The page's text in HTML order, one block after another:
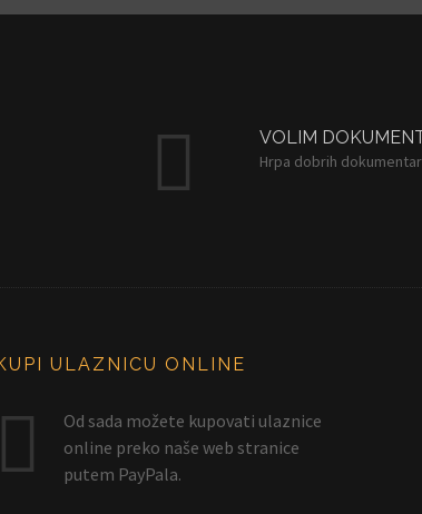
VOLIM
Hrpa dobrih
ULAZNICU ONLINE
Od sada možete kupovati ulaznice
online preko naše web stranice
putem PayPala.